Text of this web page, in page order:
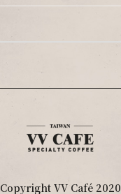
Copyright VV Café 2020